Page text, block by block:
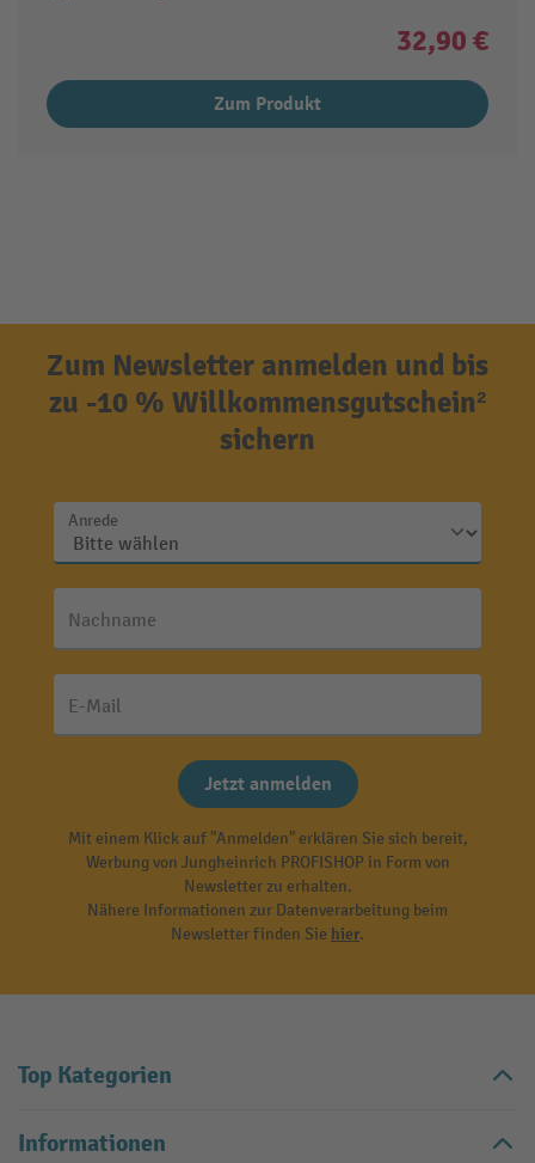
32,90 €
Zum Produkt
Zum Newsletter anmelden und bis
zu -10 % Willkommensgutschein²
sichern
Anrede
Nachname
E-Mail
Jetzt anmelden
Mit einem Klick auf "Anmelden" erklären Sie sich bereit,
Werbung von Jungheinrich PROFISHOP in Form von
Newsletter zu erhalten.
Nähere Informationen zur Datenverarbeitung beim
Newsletter finden Sie hier.
Top Kategorien
Informationen